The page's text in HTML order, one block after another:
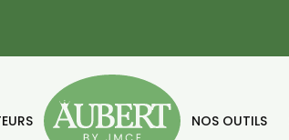
NOS OUTILS